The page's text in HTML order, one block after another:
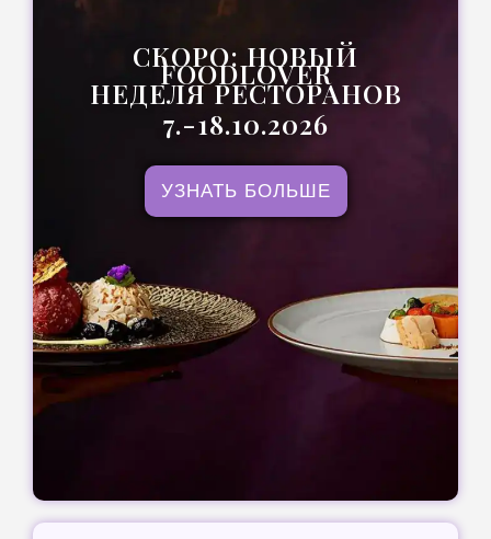
СКОРО: НОВЫЙ
FOODLOVER
НЕДЕЛЯ РЕСТОРАНОВ
7.-18.10.2026
УЗНАТЬ БОЛЬШЕ